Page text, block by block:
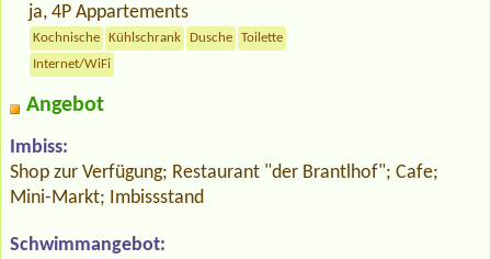
ja, 4P Appartements
Kochnische Kühlschrank Dusche
Toilette
Internet/WiFi
Angebot
Imbiss:
Shop zur Verfügung; Restaurant "der Brantlhof"; Cafe;
Mini-Markt; Imbissstand
Schwimmangebot: